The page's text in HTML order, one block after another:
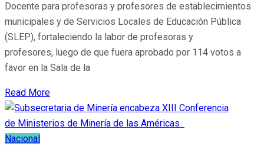
Docente para profesoras y profesores de establecimientos
municipales y de Servicios Locales de Educación Pública
(SLEP), fortaleciendo la labor de profesoras y
profesores, luego de que fuera aprobado por 114 votos a
favor en la Sala de la
Read More
Nacional